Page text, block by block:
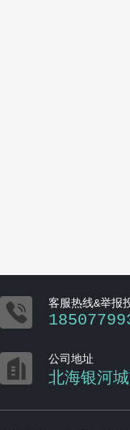
 客服热线&举报
 公司地址
北海银河